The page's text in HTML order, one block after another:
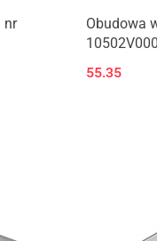
nr
Obudowa
10502V000
55.35